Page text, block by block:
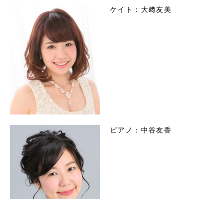
ケイト：大﨑友美
ピアノ：中谷友香